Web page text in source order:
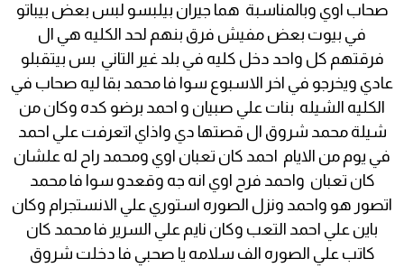
صحاب اوي وبالمناسبة هما جيران بيلبسو لبس بعض بيباتو
في بيوت بعض مفيش فرق بنهم لحد الكليه هي ال
فرقتهم كل واحد دخل كليه في بلد غير التاني بس بيتقبلو
عادي ويخرجو في اخر الاسبوع سوا فا محمد بقا ليه صحاب في
الكليه الشيله بنات علي صبيان و احمد برضو كده وكان من
شيلة محمد شروق ال قصتها دي واذاي اتعرفت علي احمد
في يوم من الايام احمد كان تعبان اوي ومحمد راح له علشان
كان تعبان واحمد فرح اوي انه جه وقعدو سوا فا محمد
اتصور هو واحمد ونزل الصوره استوري علي الانستجرام وكان
باين علي احمد التعب وكان نايم علي السرير فا محمد كان
كاتب علي الصوره الف سلامه يا صحبي فا دخلت شروق